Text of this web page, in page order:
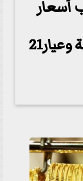
أسعار
الذهب الآن بعد قفزة سريعة وعيار21